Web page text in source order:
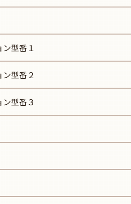
型番１
型番２
型番３